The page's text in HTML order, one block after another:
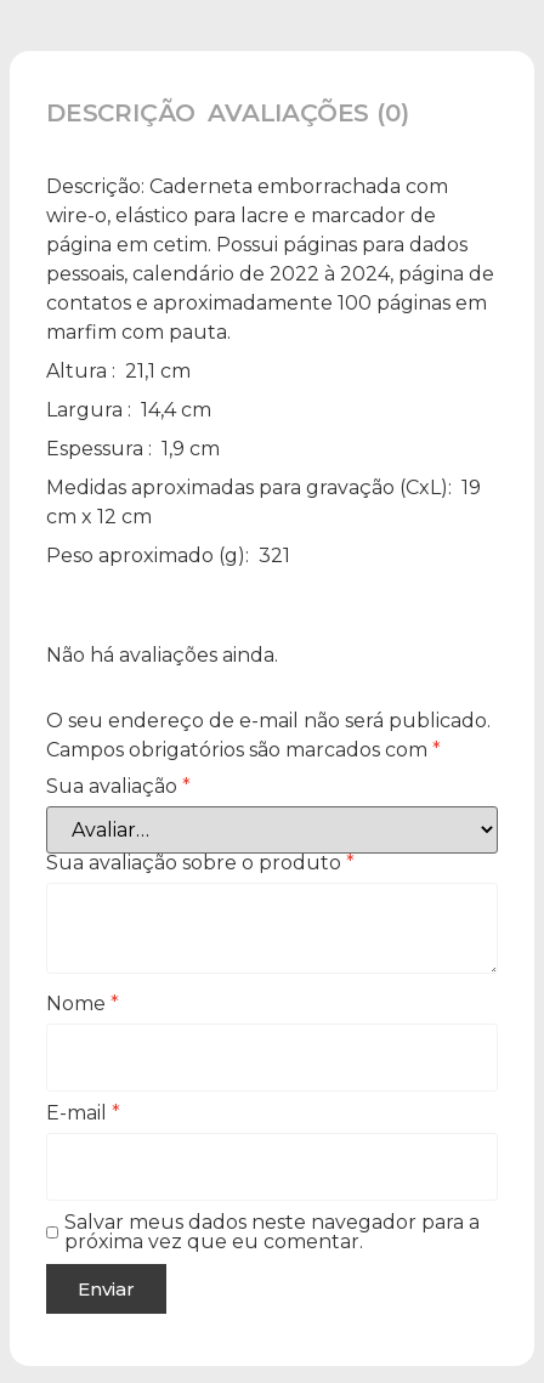
DESCRIÇÃO AVALIAÇÕES (0)
Descrição: Caderneta emborrachada com
wire-o, elástico para lacre e marcador de
página em cetim. Possui páginas para dados
pessoais, calendário de 2022 à 2024, página de
contatos e aproximadamente 100 páginas em
marfim com pauta.
Altura : 21,1 cm
Largura : 14,4 cm
Espessura : 1,9 cm
Medidas aproximadas para gravação (CxL): 19
cm x 12 cm
Peso aproximado (g): 321
Não há avaliações ainda.
O seu endereço de e-mail não será publicado.
Campos obrigatórios são marcados com *
Sua avaliação *
Sua avaliação sobre o produto *
Nome *
E-mail *
Salvar meus dados neste navegador para a
próxima vez que eu comentar.